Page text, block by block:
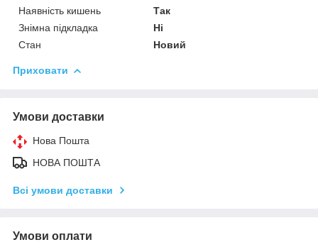
Наявність кишень
Так
Знімна підкладка
Ні
Стан
Новий
Приховати
Умови доставки
Нова Пошта
НОВА ПОШТА
Всі умови доставки
Умови оплати